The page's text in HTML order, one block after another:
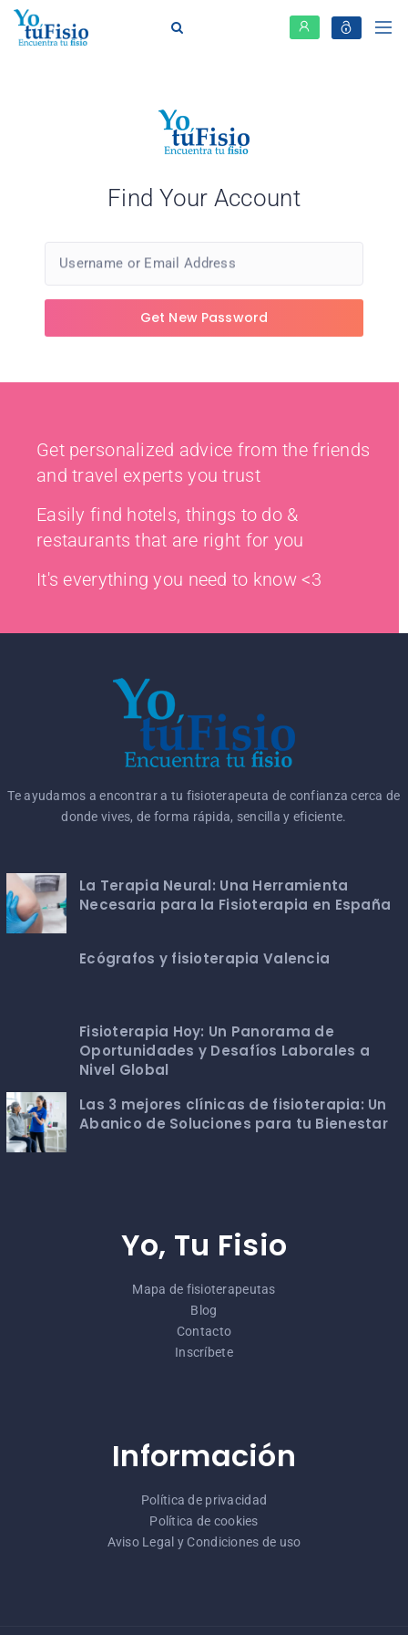
Find Your Account
Username or Email Address
Get New Password
Get personalized advice from the friends
and travel experts you trust
Easily find hotels, things to do &
restaurants that are right for you
It's everything you need to know <3
Te ayudamos a encontrar a tu fisioterapeuta de confianza cerca de
donde vives, de forma rápida, sencilla y eficiente.
La Terapia Neural: Una Herramienta
Necesaria para la Fisioterapia en España
Ecógrafos y fisioterapia Valencia
Fisioterapia Hoy: Un Panorama de
Oportunidades y Desafíos Laborales a
Nivel Global
Las 3 mejores clínicas de fisioterapia: Un
Abanico de Soluciones para tu Bienestar
Yo, Tu Fisio
Mapa de fisioterapeutas
Blog
Contacto
Inscríbete
Información
Política de privacidad
Política de cookies
Aviso Legal y Condiciones de uso